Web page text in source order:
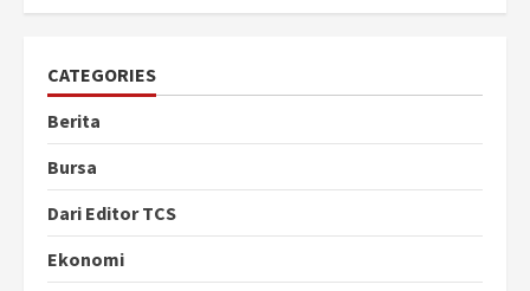
CATEGORIES
Berita
Bursa
Dari Editor TCS
Ekonomi